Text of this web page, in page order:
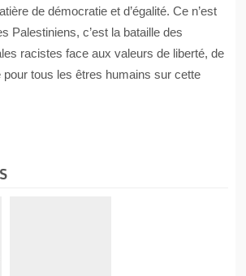
de démocratie et d’égalité. Ce n’est
Palestiniens, c’est la bataille des
racistes face aux valeurs de liberté, de
pour tous les êtres humains sur cette